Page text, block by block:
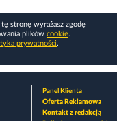
stronę wyrażasz zgodę
plików cookie.
prywatności.
Panel Klienta
Oferta Reklamowa
Kontakt z redakcją